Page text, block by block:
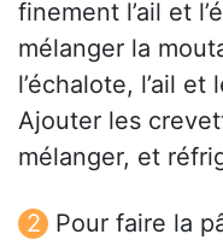
finement l’ail et
mélanger la
l’échalote, l’ail
Ajouter les
mélanger, et
Pour faire la